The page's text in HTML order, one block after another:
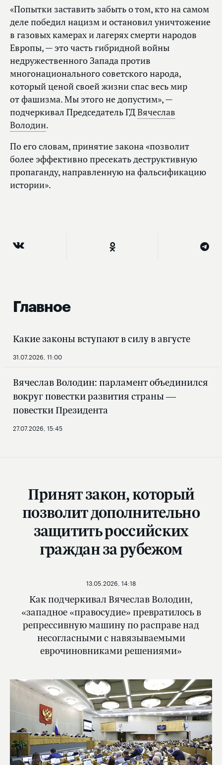
«Попытки заставить забыть о том, кто на самом
деле победил нацизм и остановил уничтожение
в газовых камерах и лагерях смерти народов
Европы, — это часть гибридной войны
недружественного Запада против
многонационального советского народа,
который ценой своей жизни спас весь мир
от фашизма. Мы этого не допустим», —
подчеркивал Председатель ГДВячеслав
Володин.
По его словам, принятие закона «позволит
более эффективно пресекать деструктивную
пропаганду, направленную на фальсификацию
истории».
Главное
Какие законы вступают в силу в августе
31.07.2026, 11:00
Вячеслав Володин: парламент объединился
вокруг повестки развития страны —
повестки Президента
27.07.2026, 15:45
Принят закон, который
позволит дополнительно
защитить российских
граждан за рубежом
Как подчеркивал Вячеслав Володин,
«западное «правосудие» превратилось в
репрессивную машину по расправе над
несогласными с навязываемыми
еврочиновниками решениями»
13.05.2026, 14:18